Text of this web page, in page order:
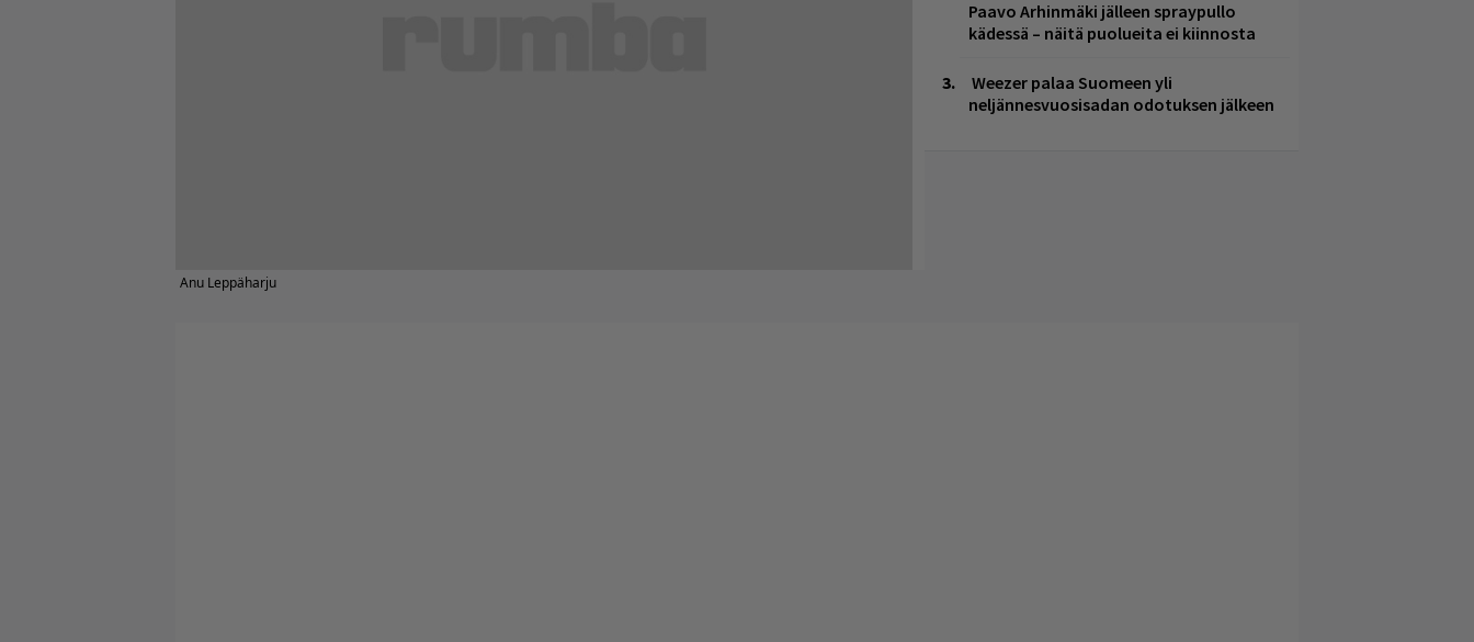
Anu Leppäharju
Paavo Arhinmäki jälleen spraypullo
kädessä – näitä puolueita ei kiinnosta
Weezer palaa Suomeen yli
neljännesvuosisadan odotuksen jälkeen